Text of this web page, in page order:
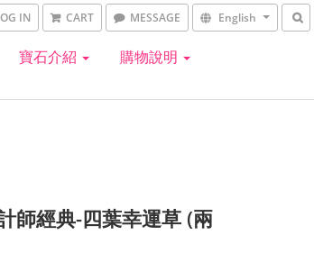
IN CART MESSAGE English
寶石介紹 購物說明
師經典-四葉幸運草 (兩